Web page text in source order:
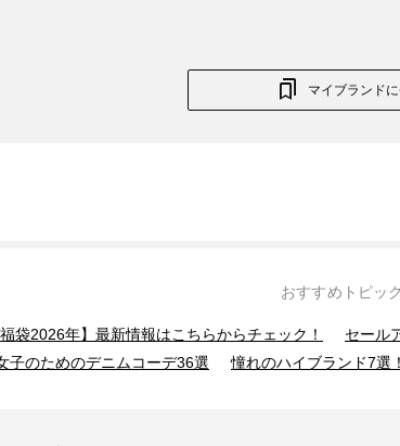
マイブランド
おすすめトピッ
福袋2026年】最新情報はこちらからチェック！
セール
子のためのデニムコーデ36選
憧れのハイブランド7選